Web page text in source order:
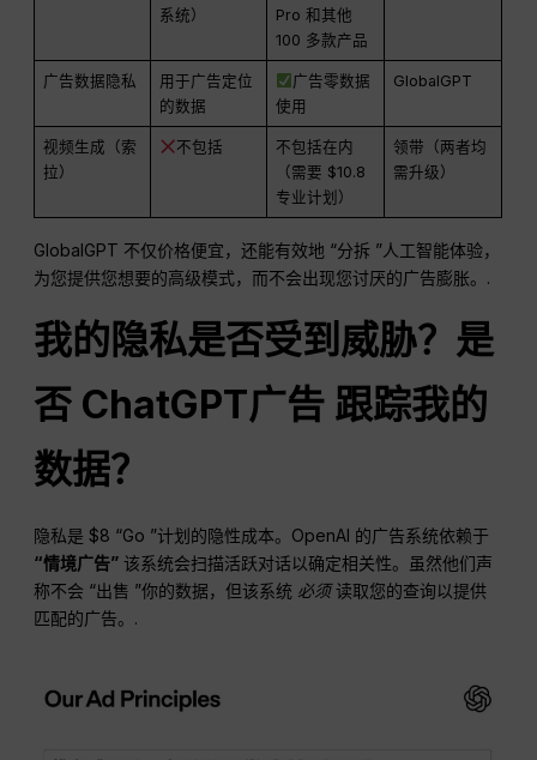
系统）
Pro 和其他
100 多款产品
广告数据隐私
用于广告定位
的数据
广告零数据
使用
GlobalGPT
视频生成（索
拉）
不包括
不包括在内
（需要 $10.8
专业计划）
领带（两者均
需升级）
GlobalGPT 不仅价格便宜，还能有效地 “分拆 ”人工智能体验，
为您提供您想要的高级模式，而不会出现您讨厌的广告膨胀。.
我的隐私是否受到威胁？是
否 ChatGPT广告 跟踪我的
数据？
隐私是 $8 “Go ”计划的隐性成本。OpenAI 的广告系统依赖于
“情境广告” 该系统会扫描活跃对话以确定相关性。虽然他们声
称不会 “出售 ”你的数据，但该系统 必须读取您的查询以提供
匹配的广告。.